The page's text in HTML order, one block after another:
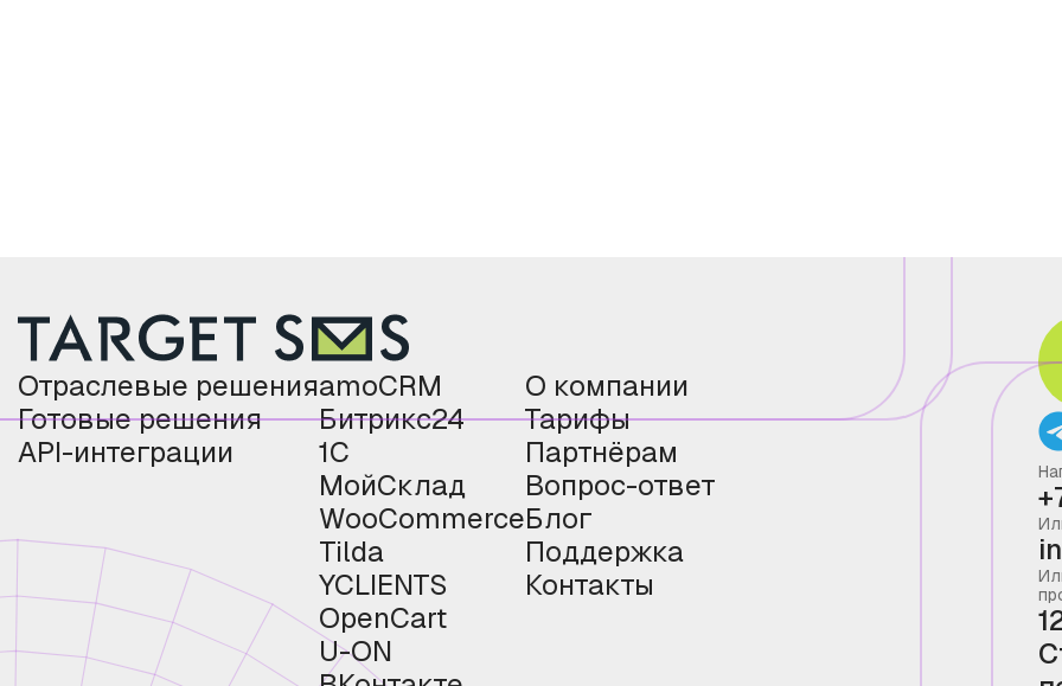
Отраслевые решения
Готовые решения
API-интеграции
amoCRM
Битрикс24
1С
МойСклад
WooCommerce
Tilda
YCLIENTS
OpenCart
U-ON
О компании
Тарифы
Партнёрам
Вопрос-ответ
Блог
Поддержка
Контакты